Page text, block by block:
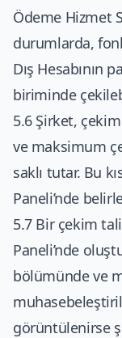
Ödeme Hizmet
durumlarda,
Dış Hesabının
biriminde
5.6 Şirket,
ve maksimum
saklı tutar. Bu
Paneli’nde
5.7 Bir çekim
Paneli’nde
bölümünde ve
görüntülenirse